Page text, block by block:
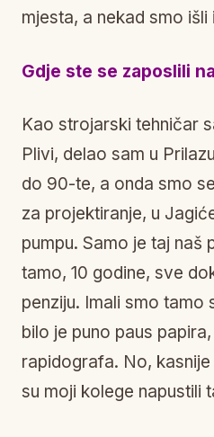
mjesta, a nekad smo išli
Gdje ste se zaposlili
Kao strojarski tehničar
Plivi, delao sam u
do 90-te, a onda smo
za projektiranje, u
pumpu. Samo je taj naš
tamo, 10 godine, sve
penziju. Imali smo tamo
bilo je puno paus
rapidografa. No,
su moji kolege napustili